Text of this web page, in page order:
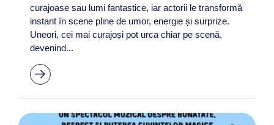
curajoase sau lumi fantastice, iar actorii le transformă
instant în scene pline de umor, energie și surprize.
Uneori, cei mai curajoși pot urca chiar pe scenă,
devenind...